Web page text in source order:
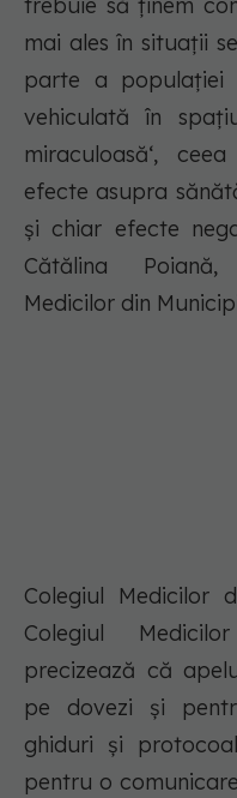
trebuie să ținem
mai ales în situații
parte a
vehiculată în
miraculoasă‘,
efecte asupra
și chiar efecte
Cătălina Poiană,
Medicilor din
Colegiul Medicilor
Colegiul
precizează că
pe dovezi și
ghiduri și
pentru o